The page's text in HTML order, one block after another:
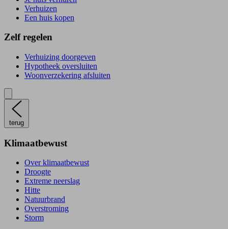
Verhuizen
Een huis kopen
Zelf regelen
Verhuizing doorgeven
Hypotheek oversluiten
Woonverzekering afsluiten
terug
Klimaatbewust
Over klimaatbewust
Droogte
Extreme neerslag
Hitte
Natuurbrand
Overstroming
Storm